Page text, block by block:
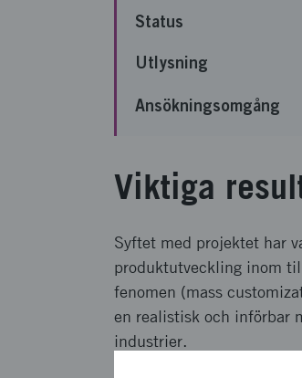
Status
Utlysning
Ansökningsomgång
Viktiga
Syftet med projektet har
produktutveckling inom
fenomen (mass
en realistisk och införbar
industrier.